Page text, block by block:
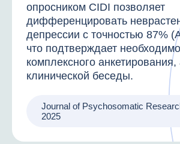
опросником CIDI позволяет
дифференцировать
депрессии с точностью 87%
что подтверждает
комплексного анкетирования,
клинической беседы.
Journal of Psychosomatic
2025